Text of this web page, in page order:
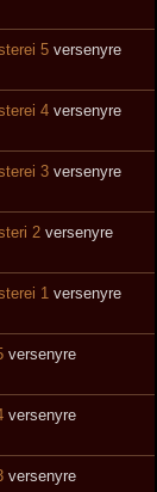
5 versenyre
4 versenyre
3 versenyre
2 versenyre
1 versenyre
versenyre
versenyre
versenyre